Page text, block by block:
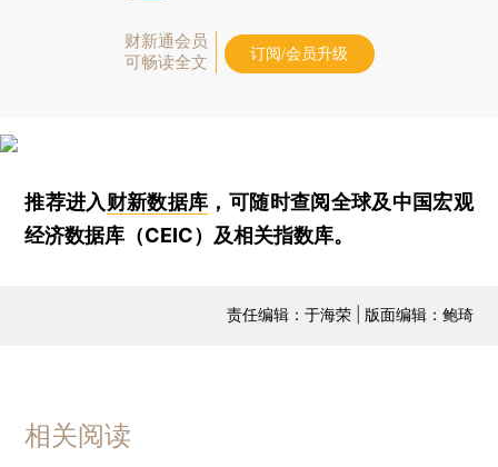
财新通会员
可畅读全文
订阅/会员升级
推荐进入财新数据库 ，可随时查阅全球及中国宏观
经济数据库（CEIC）及相关指数库。
责任编辑：于海荣 | 版面编辑：鲍琦
相关阅读